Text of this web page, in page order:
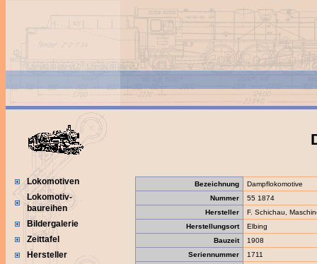
Lokomotiven
Lokomotiv-
baureihen
Bildergalerie
Zeittafel
Hersteller
Bezeichnung
Dampflokomotive
Nummer
55 1874
Hersteller
F. Schichau,
Herstellungsort
Elbing
Bauzeit
1908
Seriennummer
1711